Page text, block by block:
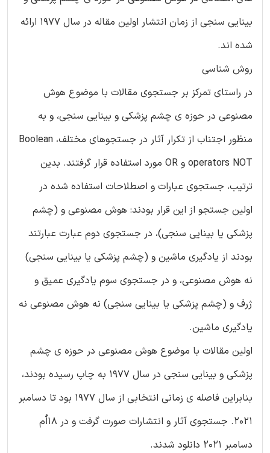
بینایی سنجی از زمان انتشار اولین مقاله در سال 1977 ارائه
شده اند.
روش شناسی
در راستای تمرکز بر جستجوی مقالات با موضوع هوش
مصنوعی در حوزه ی چشم پزشکی و بینایی سنجی، و به
منظور اجتناب از تکرار آثار در جستجوهای مختلف، Boolean
operators NOT و OR مورد استفاده قرار گرفتند. بدین
ترتیب، جستجوی عبارات و اصطلاحات استفاده شده در
اولین جستجو از این قرار بودند: هوش مصنوعی و (چشم
پزشکی یا بینایی سنجی)، در جستجوی دوم عبارت عبارتند
بودند از یادگیری ماشین و (چشم پزشکی یا بینایی سنجی)
نه هوش مصنوعی، و در جستجوی سوم یادگیری عمیق و
ژرف و (چشم پزشکی یا بینایی سنجی) نه هوش مصنوعی نه
یادگیری ماشین.
اولین مقالات با موضوع هوش مصنوعی در حوزه ی چشم
پزشکی و بینایی سنجی در سال 1977 به چاپ رسیده بودند،
بنابراین فاصله ی زمانی انتخابی از سال 1977 بود تا دسامبر
2021. جستجوی آثار و انتشارات صورت گرفت و در 18اُم
دسامبر 2021 دانلود شدند.